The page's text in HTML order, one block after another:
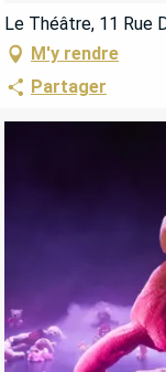
Le Théâtre, 11 Rue
M'y rendre
Partager